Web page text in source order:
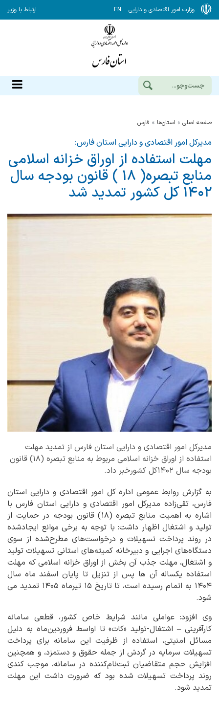
وزارت امور اقتصادی و دارایی EN ارتباط با وزیر
صفحه اصلی استان‌ها فارس
مدیرکل امور اقتصادی و دارایی استان فارس:
مهلت استفاده از اوراق خزانه اسلامی
منابع تبصره( ۱۸ ) قانون بودجه سال
۱۴۰۲ کل کشور تمدید شد
مدیرکل امور اقتصادی و دارایی استان فارس از تمدید مهلت
استفاده از اوراق خزانه اسلامی مربوط به منابع تبصره (۱۸) قانون
بودجه سال ۱۴۰۲کل کشورخبر داد.
به گزارش روابط عمومی اداره کل امور اقتصادی و دارایی استان
فارس، تقی‌زاده مدیرکل امور اقتصادی و دارایی استان فارس با
اشاره به اهمیت منابع تبصره (۱۸) قانون بودجه در حمایت از
تولید و اشتغال اظهار داشت: با توجه به برخی موانع ایجادشده
در روند پرداخت تسهیلات و درخواست‌های مطرح‌شده از سوی
دستگاه‌های اجرایی و دبیرخانه کمیته‌های استانی تسهیلات تولید
و اشتغال، مهلت جذب آن بخش از اوراق خزانه اسلامی که مهلت
استفاده یکساله آن ها پس از تنزیل تا پایان اسفند ماه سال
۱۴۰۴ به اتمام رسیده است، تا تاریخ ۱۵ تیرماه ۱۴۰۵ تمدید می
شود.
وی افزود: عواملی مانند شرایط خاص کشور، قطعی سامانه
کارآفرینی – اشتغال-تولید «کات» تا اواسط فروردین‌ماه به دلیل
مسائل امنیتی، استفاده از ظرفیت این سامانه برای پرداخت
تسهیلات سرمایه در گردش از جمله حقوق و دستمزد، و همچنین
افزایش حجم متقاضیان ثبت‌نام‌کننده در سامانه، موجب کندی
روند پرداخت تسهیلات شده بود که ضرورت داشت این مهلت
تمدید شود.